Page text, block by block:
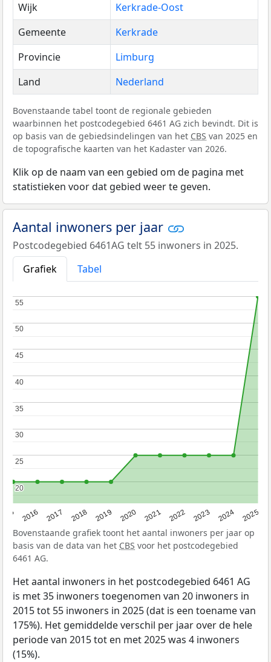
Wijk
Kerkrade-Oost
Gemeente
Kerkrade
Provincie
Limburg
Land
Nederland
Bovenstaande tabel toont de regionale gebieden
waarbinnen het postcodegebied 6461 AG zich bevindt. Dit is
op basis van de gebiedsindelingen van het CBS van 2025 en
de topografische kaarten van het Kadaster van 2026.
Klik op de naam van een gebied om de pagina met
statistieken voor dat gebied weer te geven.
Aantal inwoners per jaar
Postcodegebied 6461AG telt 55 inwoners in 2025.
Grafiek
Tabel
2016 2017 2018 2019 2020 2021 2022 2023 2024 2025
20
20
25
25
30
30
35
35
40
40
45
45
50
50
55
55
Bovenstaande grafiek toont het aantal inwoners per jaar op
basis van de data van het CBS voor het postcodegebied
6461 AG.
Het aantal inwoners in het postcodegebied 6461 AG
is met 35 inwoners toegenomen van 20 inwoners in
2015 tot 55 inwoners in 2025 (dat is een toename van
175%). Het gemiddelde verschil per jaar over de hele
periode van 2015 tot en met 2025 was 4 inwoners
(15%).